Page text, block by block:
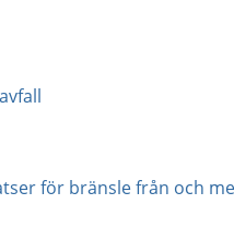
för bränsle från och